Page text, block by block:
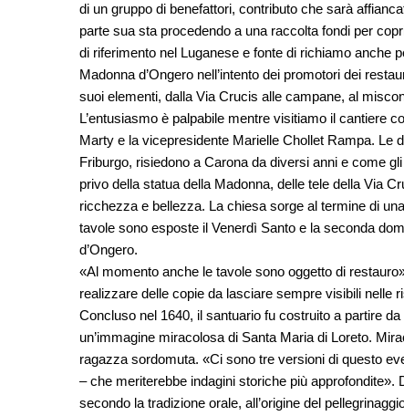
di un gruppo di benefattori, contributo che sarà
parte sua sta procedendo a una raccolta fondi per
di riferimento nel Luganese e fonte di richiamo anche
Madonna d’Ongero nell’intento dei promotori dei
suoi elementi, dalla Via Crucis alle campane, al
L’entusiasmo è palpabile mentre visitiamo il cantiere
Marty e la vicepresidente Marielle Chollet Rampa. Le
Friburgo, risiedono a Carona da diversi anni e come
privo della statua della Madonna, delle tele della Via
ricchezza e bellezza. La chiesa sorge al termine di
tavole sono esposte il Venerdì Santo e la seconda
d’Ongero.
«Al momento anche le tavole sono oggetto di
realizzare delle copie da lasciare sempre visibili nelle
Concluso nel 1640, il santuario fu costruito a partire
un’immagine miracolosa di Santa Maria di Loreto.
ragazza sordomuta. «Ci sono tre versioni di questo
– che meriterebbe indagini storiche più
secondo la tradizione orale, all’origine del